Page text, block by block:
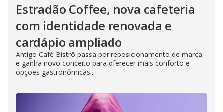
Estradão Coffee, nova cafeteria
com identidade renovada e
cardápio ampliado
Antigo Café Bistrô passa por reposicionamento de marca
e ganha novo conceito para oferecer mais conforto e
opções gastronômicas...